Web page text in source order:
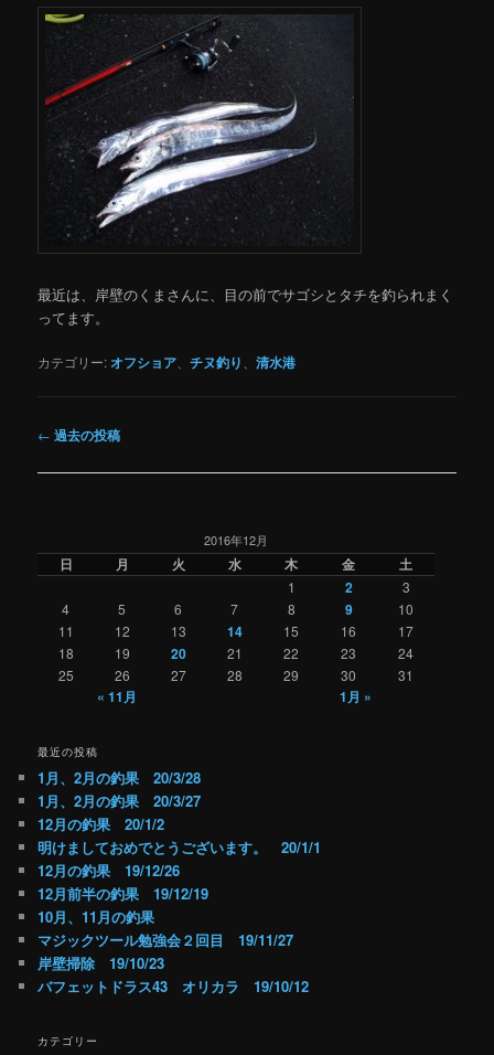
最近は、岸壁のくまさんに、目の前でサゴシとタチを釣られまく
ってます。
カテゴリー:オフショア、チヌ釣り、清水港
投
ナ
シ
← 過去の投稿
2016年12月
日 月 火 水 木 金 土
1 2
3
4
5 6 7 8 9
10
11
12 13 14 15 16
17
18
19 20 21 22 23
24
25
26 27 28 29 30 31
« 11月 1月 »
最近の投稿
1月、2月の釣果 20/3/28
1月、2月の釣果 20/3/27
12月の釣果 20/1/2
明けましておめでとうございます。 20/1/1
12月の釣果 19/12/26
12月前半の釣果 19/12/19
10月、11月の釣果
マジックツール勉強会２回目 19/11/27
岸壁掃除 19/10/23
バフェットドラス43 オリカラ 19/10/12
カテゴリー